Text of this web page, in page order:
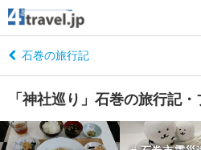
石巻の旅行記
「神社巡り」石巻の旅行記
宮